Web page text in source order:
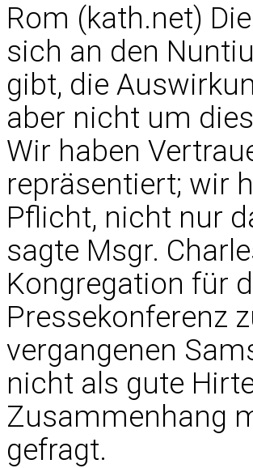
Rom (kath.net)
sich an den
gibt, die
aber nicht um
Wir haben
repräsentiert; wir
Pflicht, nicht nur
sagte Msgr.
Kongregation für
Pressekonferenz
vergangenen
nicht als gute
Zusammenhang
gefragt.